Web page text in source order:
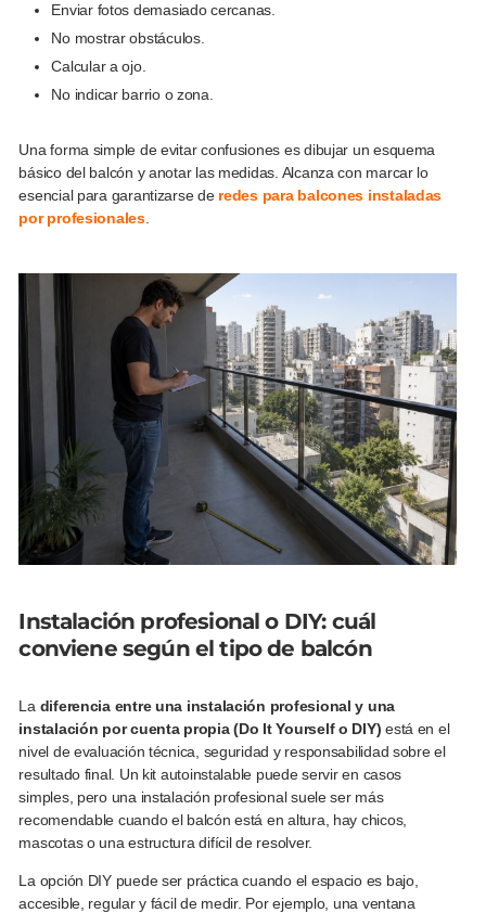
Enviar fotos demasiado cercanas.
No mostrar obstáculos.
Calcular a ojo.
No indicar barrio o zona.
Una forma simple de evitar confusiones es dibujar un esquema
básico del balcón y anotar las medidas. Alcanza con marcar lo
esencial para garantizarse de redes para balcones instaladas
por profesionales.
Instalación profesional o DIY: cuál
conviene según el tipo de balcón
La diferencia entre una instalación profesional y una
instalación por cuenta propia (Do It Yourself o DIY) está en el
nivel de evaluación técnica, seguridad y responsabilidad sobre el
resultado final. Un kit autoinstalable puede servir en casos
simples, pero una instalación profesional suele ser más
recomendable cuando el balcón está en altura, hay chicos,
mascotas o una estructura difícil de resolver.
La opción DIY puede ser práctica cuando el espacio es bajo,
accesible, regular y fácil de medir. Por ejemplo, una ventana